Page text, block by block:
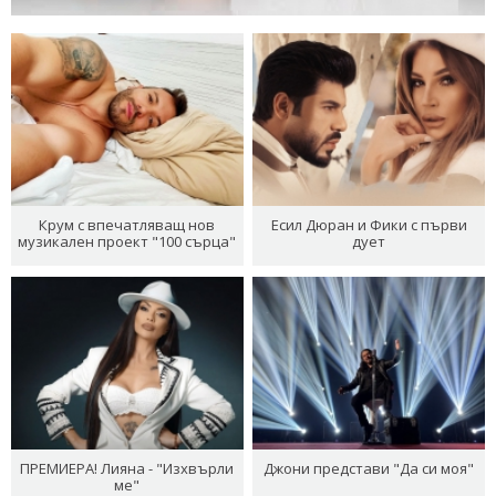
Крум с впечатляващ нов
музикален проект "100 сърца"
Есил Дюран и Фики с първи
дует
ПРЕМИЕРА! Лияна - "Изхвърли
ме"
Джони представи "Да си моя"